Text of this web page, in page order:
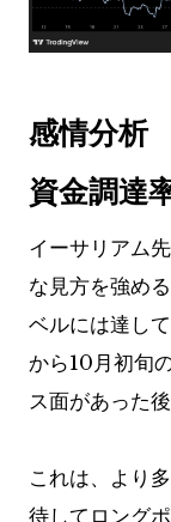
感情分析
資金調達
イーサリアム
な見方を強め
ベルには達し
から10月初旬
ス面があった
これは、より
待してロング